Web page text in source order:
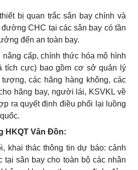
bị quan trắc sân bay chính và
CHC tại các sân bay có tần
đến an toàn bay.
nâng cấp, chính thức hóa mô hình
tích cực) bao gồm cơ sở quản lý
các hãng hàng không, các
hãng bay, người lái, KSVKL về
ra quyết định điều phối lại luồng
HKQT Vân Đồn:
i, khai thác thông tin dự báo: cảnh
tại sân bay cho toàn bộ các nhân